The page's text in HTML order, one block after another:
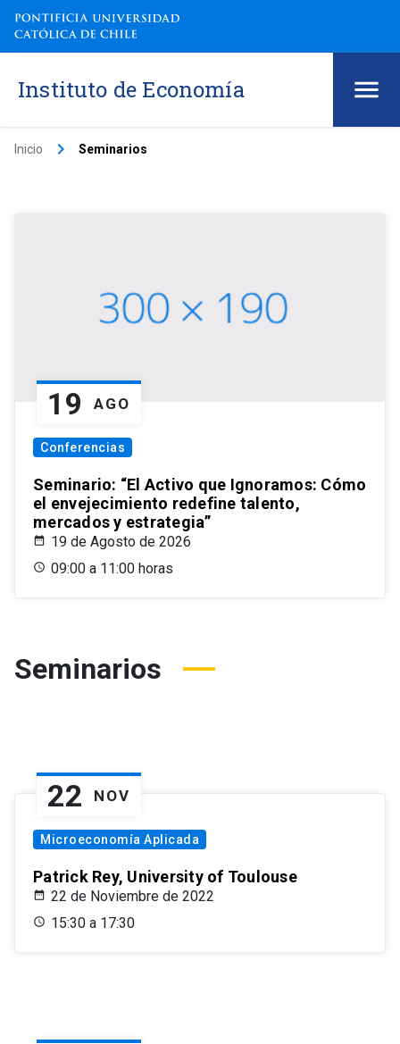
Instituto de Economía
Inicio keyboard_arrow_right Seminarios
19 AGO
Conferencias
Seminario: “El Activo que Ignoramos: Cómo
el envejecimiento redefine talento,
mercados y estrategia”
19 de Agosto de 2026
09:00 a 11:00 horas
Seminarios
22 NOV
Microeconomía Aplicada
Patrick Rey, University of Toulouse
22 de Noviembre de 2022
15:30 a 17:30